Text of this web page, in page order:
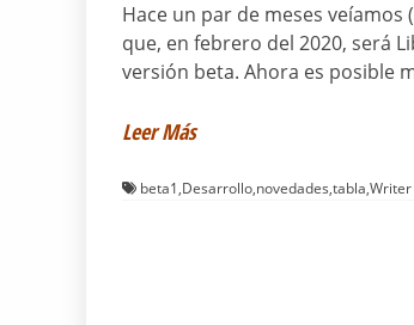
Hace un par de meses
que, en febrero del 2020, será
versión beta. Ahora es posible
Leer Más
beta1,Desarrollo,novedades,tabla,Writer